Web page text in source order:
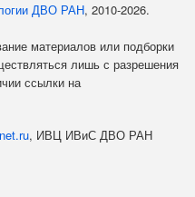
ДВО РАН, 2010-2026.
материалов или подборки
лишь с разрешения
ссылки на
, ИВЦ ИВиС ДВО РАН